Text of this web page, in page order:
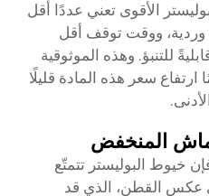
الأقوى تعني عددًا أقل
ووقت توقف أقل
للتنبؤ. وهذه الموثوقية
ارتفاع سعر هذه المادة قليلًا
المنخفض
خيوط البوليستر تتمتّع
عكس القطن، الذي قد